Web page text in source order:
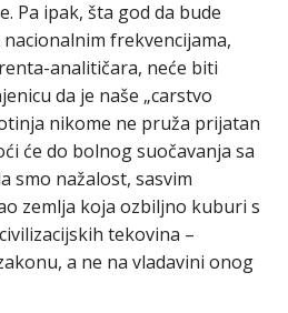
Pa ipak, šta god da bude
frekvencijama,
analitičara, neće biti
da je naše „carstvo
nikome ne pruža prijatan
će do bolnog suočavanja sa
smo nažalost, sasvim
zemlja koja ozbiljno kuburi s
tekovina –
a ne na vladavini onog